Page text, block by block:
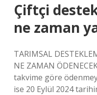
Çiftçi
ne zaman
TARIMSAL
NE ZAMAN
takvime göre
ise 20 Eylül 2024